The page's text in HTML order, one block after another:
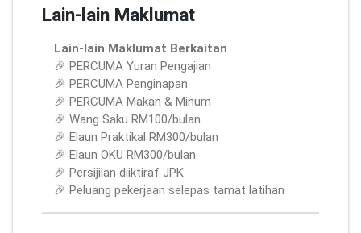
Lain-lain Maklumat
Lain-lain Maklumat Berkaitan
🎉 PERCUMA Yuran Pengajian
🎉 PERCUMA Penginapan
🎉 PERCUMA Makan & Minum
🎉 Wang Saku RM100/bulan
🎉 Elaun Praktikal RM300/bulan
🎉 Elaun OKU RM300/bulan
🎉 Persijilan diiktiraf JPK
🎉 Peluang pekerjaan selepas tamat latihan